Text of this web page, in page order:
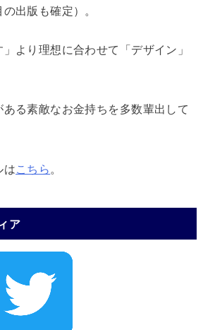
出版も確定）。
より理想に合わせて「デザイン」
る素敵なお金持ちを多数輩出して
はこちら。
ア